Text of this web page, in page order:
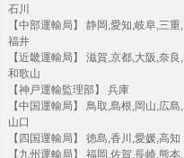
石川
【中部運輸局】 静岡,愛知,岐阜,三重,
福井
【近畿運輸局】 滋賀,京都,大阪,奈良,
和歌山
【神戸運輸監理部】 兵庫
【中国運輸局】 鳥取,島根,岡山,広島,
山口
【四国運輸局】 徳島,香川,愛媛,高知
【九州運輸局】 福岡,佐賀,長崎,熊本,